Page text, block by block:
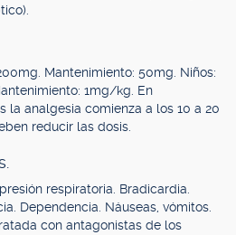
Mantenimiento: 50mg. Niños:
1mg/kg. En
la analgesia comienza a los 10 a 20
reducir las dosis.
respiratoria. Bradicardia.
Dependencia. Náuseas, vómitos.
con antagonistas de los